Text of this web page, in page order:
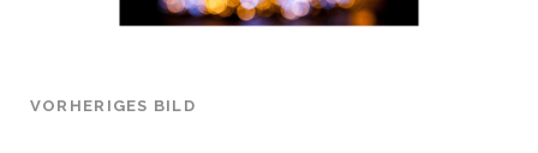
VORHERIGES BILD